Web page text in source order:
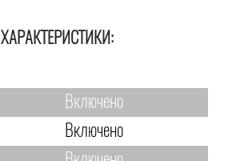
ХАРАКТЕРИСТИКИ:
Включено
Включено